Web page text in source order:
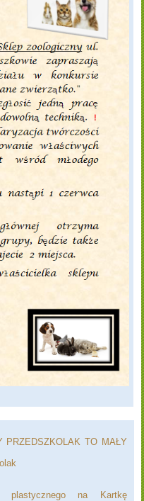
PRZEDSZKOLAK TO MAŁY
plastycznego na Kartkę